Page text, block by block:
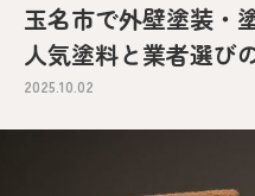
玉名市で外壁塗装・
人気塗料と業者選び
2025.10.02